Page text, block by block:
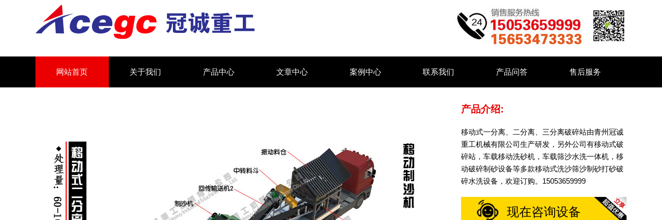
网站首页 关于我们 产品中心 文章中心 案例中心 联系我们 产品问答 售后服务
产品介绍:
移动式一分离、二分离、三分离破碎站由青州冠诚
重工机械有限公司生产研发，另外公司有移动式破
碎站，车载移动洗砂机，车载筛沙水洗一体机，移
动破碎制砂设备等多款移动式洗沙筛沙制砂打砂破
碎水洗设备，欢迎订购。15053659999
现在咨询设备